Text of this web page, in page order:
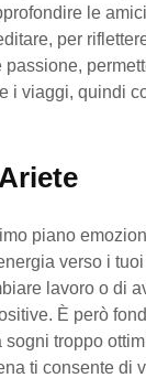
le
per
i viaggi, quindi
piano
verso i
lavoro o di
È però
troppo
ti consente di